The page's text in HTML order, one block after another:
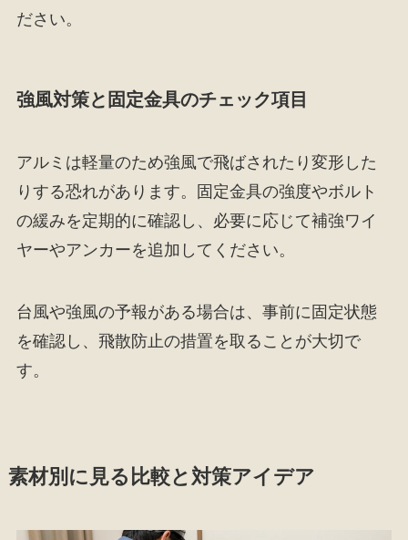
ださい。
強風対策と固定金具のチェック項目
アルミは軽量のため強風で飛ばされたり変形した
りする恐れがあります。固定金具の強度やボルト
の緩みを定期的に確認し、必要に応じて補強ワイ
ヤーやアンカーを追加してください。
台風や強風の予報がある場合は、事前に固定状態
を確認し、飛散防止の措置を取ることが大切で
す。
素材別に見る比較と対策アイデア